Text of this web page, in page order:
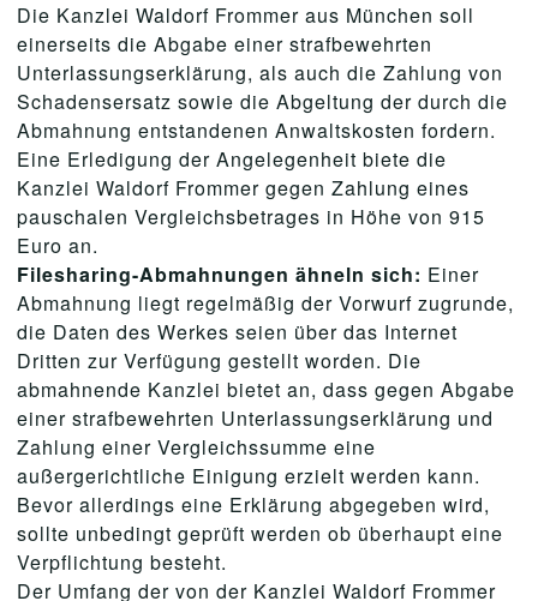
Die Kanzlei Waldorf Frommer aus München soll
einerseits die Abgabe einer strafbewehrten
Unterlassungserklärung, als auch die Zahlung von
Schadensersatz sowie die Abgeltung der durch die
Abmahnung entstandenen Anwaltskosten fordern.
Eine Erledigung der Angelegenheit biete die
Kanzlei Waldorf Frommer gegen Zahlung eines
pauschalen Vergleichsbetrages in Höhe von 915
Euro an.
Filesharing-Abmahnungen ähneln sich: Einer
Abmahnung liegt regelmäßig der Vorwurf zugrunde,
die Daten des Werkes seien über das Internet
Dritten zur Verfügung gestellt worden. Die
abmahnende Kanzlei bietet an, dass gegen Abgabe
einer strafbewehrten Unterlassungserklärung und
Zahlung einer Vergleichssumme eine
außergerichtliche Einigung erzielt werden kann.
Bevor allerdings eine Erklärung abgegeben wird,
sollte unbedingt geprüft werden ob überhaupt eine
Verpflichtung besteht.
Der Umfang der von der Kanzlei Waldorf Frommer